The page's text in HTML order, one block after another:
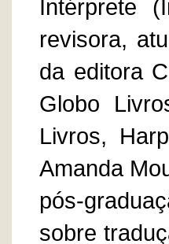
Intérprete
revisora,
da editora
Globo
Livros,
Amanda
pós-
sobre